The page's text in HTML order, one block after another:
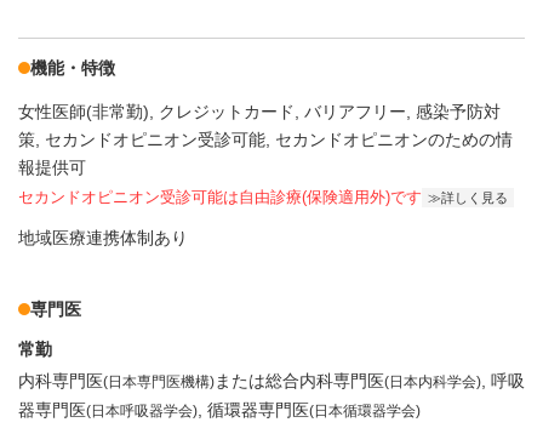
機能・特徴
女性医師(非常勤) クレジットカード バリアフリー 感染予防対
策 セカンドオピニオン受診可能 セカンドオピニオンのための情
報提供可
セカンドオピニオン受診可能は自由診療(保険適用外)です 詳しく見る
地域医療連携体制あり
専門医
常勤
内科専門医(日本専門医機構)または総合内科専門医(日本内科学会) 呼吸
器専門医(日本呼吸器学会) 循環器専門医(日本循環器学会)